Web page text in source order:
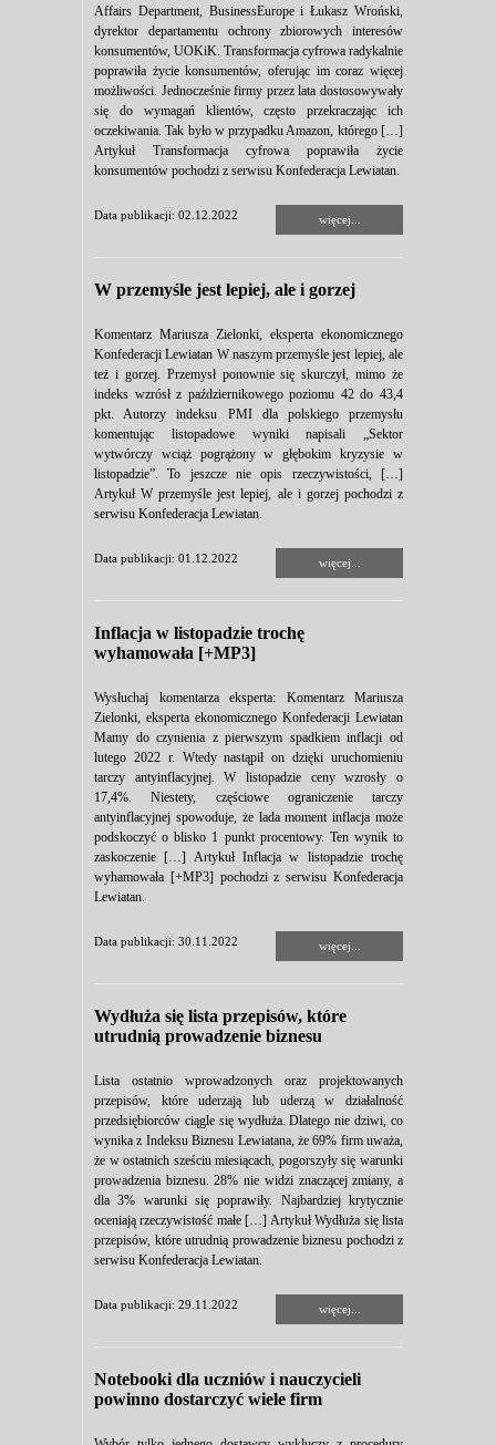
Affairs Department, BusinessEurope i Łukasz Wroński,
dyrektor departamentu ochrony zbiorowych interesów
konsumentów, UOKiK. Transformacja cyfrowa radykalnie
poprawiła życie konsumentów, oferując im coraz więcej
możliwości. Jednocześnie firmy przez lata dostosowywały
się do wymagań klientów, często przekraczając ich
oczekiwania. Tak było w przypadku Amazon, którego […]
Artykuł Transformacja cyfrowa poprawiła życie
konsumentów pochodzi z serwisu Konfederacja Lewiatan.
Data publikacji: 02.12.2022 więcej...
W przemyśle jest lepiej, ale i gorzej
Komentarz Mariusza Zielonki, eksperta ekonomicznego
Konfederacji Lewiatan W naszym przemyśle jest lepiej, ale
też i gorzej. Przemysł ponownie się skurczył, mimo że
indeks wzrósł z październikowego poziomu 42 do 43,4
pkt. Autorzy indeksu PMI dla polskiego przemysłu
komentując listopadowe wyniki napisali „Sektor
wytwórczy wciąż pogrążony w głębokim kryzysie w
listopadzie”. To jeszcze nie opis rzeczywistości, […]
Artykuł W przemyśle jest lepiej, ale i gorzej pochodzi z
serwisu Konfederacja Lewiatan.
Data publikacji: 01.12.2022 więcej...
Inflacja w listopadzie trochę
wyhamowała [+MP3]
Wysłuchaj komentarza eksperta: Komentarz Mariusza
Zielonki, eksperta ekonomicznego Konfederacji Lewiatan
Mamy do czynienia z pierwszym spadkiem inflacji od
lutego 2022 r. Wtedy nastąpił on dzięki uruchomieniu
tarczy antyinflacyjnej. W listopadzie ceny wzrosły o
17,4%. Niestety, częściowe ograniczenie tarczy
antyinflacyjnej spowoduje, że lada moment inflacja może
podskoczyć o blisko 1 punkt procentowy. Ten wynik to
zaskoczenie […] Artykuł Inflacja w listopadzie trochę
wyhamowała [+MP3] pochodzi z serwisu Konfederacja
Lewiatan.
Data publikacji: 30.11.2022 więcej...
Wydłuża się lista przepisów, które
utrudnią prowadzenie biznesu
Lista ostatnio wprowadzonych oraz projektowanych
przepisów, które uderzają lub uderzą w działalność
przedsiębiorców ciągle się wydłuża. Dlatego nie dziwi, co
wynika z Indeksu Biznesu Lewiatana, że 69% firm uważa,
że w ostatnich sześciu miesiącach, pogorszyły się warunki
prowadzenia biznesu. 28% nie widzi znaczącej zmiany, a
dla 3% warunki się poprawiły. Najbardziej krytycznie
oceniają rzeczywistość małe […] Artykuł Wydłuża się lista
przepisów, które utrudnią prowadzenie biznesu pochodzi z
serwisu Konfederacja Lewiatan.
Data publikacji: 29.11.2022 więcej...
Notebooki dla uczniów i nauczycieli
powinno dostarczyć wiele firm